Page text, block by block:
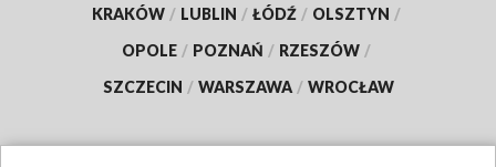
KRAKÓW / LUBLIN / ŁÓDŹ / OLSZTYN /
OPOLE / POZNAŃ / RZESZÓW /
SZCZECIN / WARSZAWA / WROCŁAW